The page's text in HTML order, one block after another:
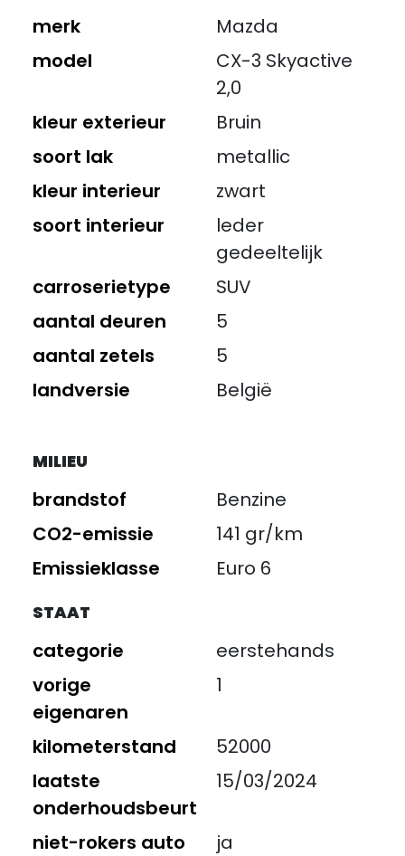
merk
Mazda
model
CX-3 Skyactive
2,0
kleur exterieur
Bruin
soort lak
metallic
kleur interieur
zwart
soort interieur
leder
gedeeltelijk
carroserietype
SUV
aantal deuren
5
aantal zetels
5
landversie
België
MILIEU
brandstof
Benzine
CO2-emissie
141 gr/km
Emissieklasse
Euro 6
STAAT
categorie
eerstehands
vorige
eigenaren
1
kilometerstand
52000
laatste
onderhoudsbeurt
15/03/2024
niet-rokers auto ja